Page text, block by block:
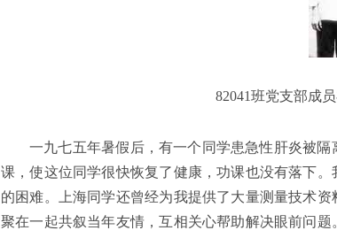
82041班党支部成
一九七五年暑假后，有一个同学患急性肝炎被
课，使这位同学很快恢复了健康，功课也没有落下
的困难。上海同学还曾经为我提供了大量测量技术
聚在一起共叙当年友情，互相关心帮助解决眼前问